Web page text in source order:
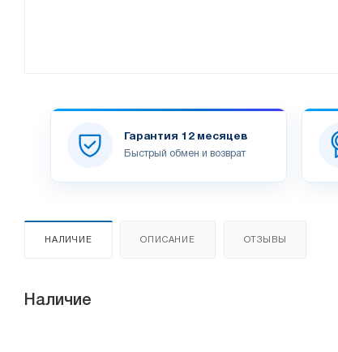
Гарантия 12 месяцев
Быстрый обмен и возврат
НАЛИЧИЕ ОПИСАНИЕ ОТЗЫВЫ
Наличие